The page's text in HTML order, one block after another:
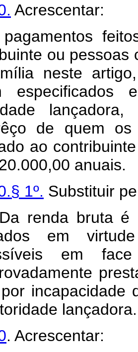
Acrescentar:
ou pessoas
neste
de quem
ao
anuais.
1º. Substituir
renda bruta é
em
em
incapacidade
lançadora.
. Acrescentar: